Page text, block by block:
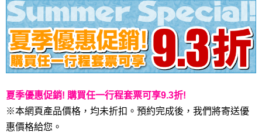
夏季優惠促銷! 購買任一行程套票可享9.3折!
※本網頁產品價格，均未折扣。預約完成後，我們將寄送優
惠價格給您。